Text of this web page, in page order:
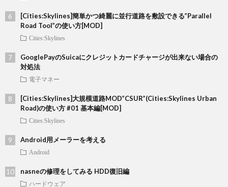
[Cities:Skylines]簡単かつ綺麗に並行道路を敷設できる”Parallel
Road Tool”の使い方[MOD]
Cities:Skylines
GooglePayのSuicaにクレジットカードチャージが出来ない場合の
対処法
電子マネー
[Cities:Skylines]大規模道路MOD”CSUR”(Cities:Skylines Urban
Road)の使い方 #01 基本編[MOD]
Cities:Skylines
Android用メーラーを考える
Android
nasneの修理をしてみる HDD復旧編
ハードウェア